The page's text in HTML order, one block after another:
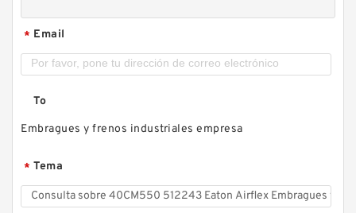
* Email
To
Embragues y frenos industriales empresa
* Tema